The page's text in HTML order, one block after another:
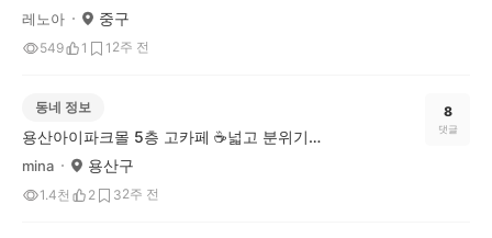
레노아 중구
549 1 1 2주 전
동네 정보
용산아이파크몰 5층 고카페 ☕️넓고 분위기좋음
mina 용산구
1.4천 2 32주 전
8
댓글